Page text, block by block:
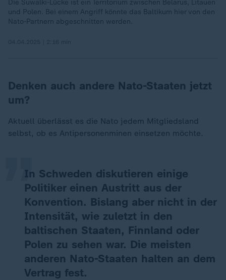
Die Suwalki-Lücke ist ein Territorium zwischen Belarus, Litauen
und Polen. Bei einem Angriff könnte das Baltikum hier von den
Nato-Partnern abgeschnitten werden.
Denken auch andere Nato-Staaten jetzt
um?
Aktuell überlässt es die Nato jedem Mitgliedsland
selbst, ob es Antipersonenminen einsetzen möchte.
In Schweden diskutieren einige
Politiker einen Austritt aus der
Konvention. Bislang aber nicht in der
Intensität, wie zuletzt in den
baltischen Staaten, Finnland oder
Polen zu sehen war. Die meisten
anderen Nato-Staaten halten an dem
Vertrag fest.
„